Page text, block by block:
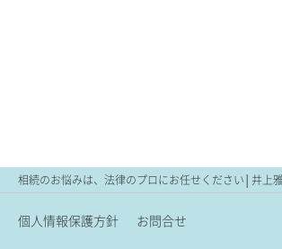
相続のお悩みは、法律のプロにお任せください│井上
個人情報保護方針 お問合せ